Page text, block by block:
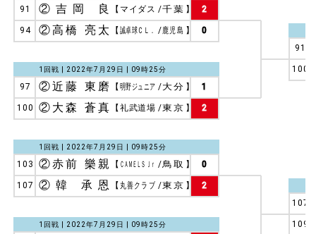
91
100
107
109
2
91 ②吉岡 良 【 マイダス /千葉 】
0
94 ②高橋 亮太 【 誠卓球ＣＬ． /鹿児島 】
1回戦 | 2022年7月29日 | 09時25分
1
97 ②近藤 東磨 【 明野ジュニア /大分 】
2
100 ②大森 蒼真 【 礼武道場 /東京 】
1回戦 | 2022年7月29日 | 09時25分
0
103 ②赤前 樂親 【 ＣＡＭＥＬＳ Ｊｒ /鳥取 】
2
107 ②韓 承恩 【 丸善クラブ /東京 】
1回戦 | 2022年7月29日 | 09時25分